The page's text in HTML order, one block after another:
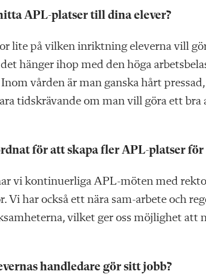
APL-platser till dina elever?
lite på vilken inriktning eleverna vill
hänger ihop med den höga
vården är man ganska hårt
tidskrävande om man vill göra ett bra
för att skapa fler APL-platser för
vi kontinuerliga APL-möten med
Vi har också ett nära sam-arbete och
vilket ger oss möjlighet att
handledare gör sitt jobb?